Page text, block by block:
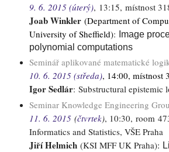
9. 6. 2015 (úterý), 13:15, místnost
Joab Winkler (Department of
University of Sheffield):
Image
polynomial computations
Seminář aplikované matematické
10. 6. 2015 (středa), 14:00, místnost
Igor Sedlár: Substructural epistemic
Seminar Knowledge Engineering
11. 6. 2015(čtvrtek), 10:30, room
Informatics and Statistics, VŠE Praha
Jiří Helmich (KSI MFF UK Praha):